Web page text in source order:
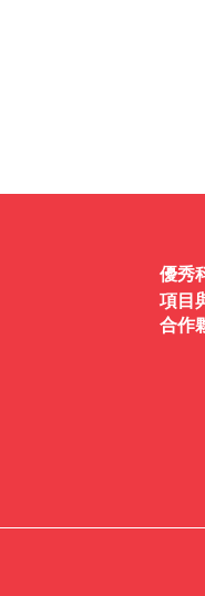
優秀
項目
合作